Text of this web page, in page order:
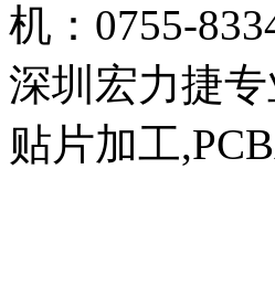
机：0755-
深圳宏力捷
贴片加工